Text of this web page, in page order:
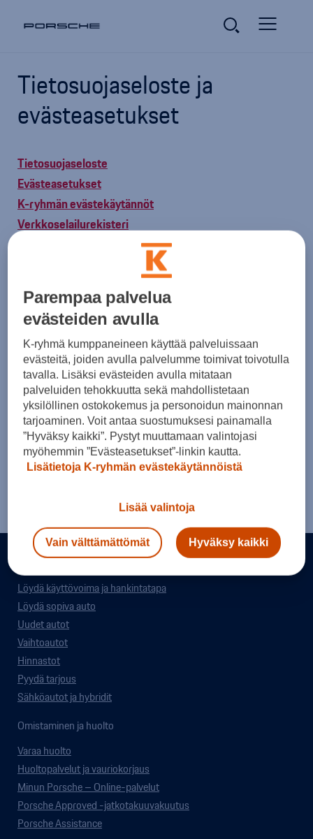
Tietosuojaseloste ja
evästeasetukset
Tietosuojaseloste
Evästeasetukset
K-ryhmän evästekäytännöt
Verkkoselailurekisteri
Henkilötietojen käsittely
Rakenna oma Porsche
Yritysautovalitsin
Auton hankinta
Löydä käyttövoima ja hankintatapa
Löydä sopiva auto
Uudet autot
Vaihtoautot
Hinnastot
Pyydä tarjous
Sähköautot ja hybridit
Omistaminen ja huolto
Varaa huolto
Huoltopalvelut ja vauriokorjaus
Minun Porsche – Online-palvelut
Porsche Approved -jatkotakuuvakuutus
Porsche Assistance
Parempaa palvelua
evästeiden avulla
K-ryhmä kumppaneineen käyttää palveluissaan
evästeitä, joiden avulla palvelumme toimivat toivotulla
tavalla. Lisäksi evästeiden avulla mitataan
palveluiden tehokkuutta sekä mahdollistetaan
yksilöllinen ostokokemus ja personoidun mainonnan
tarjoaminen. Voit antaa suostumuksesi painamalla
”Hyväksy kaikki”. Pystyt muuttamaan valintojasi
myöhemmin ”Evästeasetukset”-linkin kautta.
Lisätietoja K-ryhmän evästekäytännöistä
Lisää valintoja
Vain välttämättömät Hyväksy kaikki